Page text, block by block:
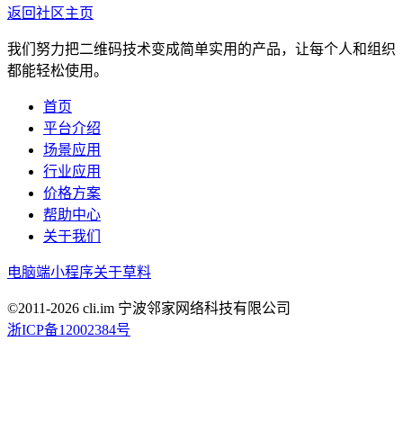
返回社区主页
我们努力把二维码技术变成简单实用的产品，让每个人和组织
都能轻松使用。
首页
平台介绍
场景应用
行业应用
价格方案
帮助中心
关于我们
电脑端小程序关于草料
©2011-2026 cli.im 宁波邻家网络科技有限公司
浙ICP备12002384号